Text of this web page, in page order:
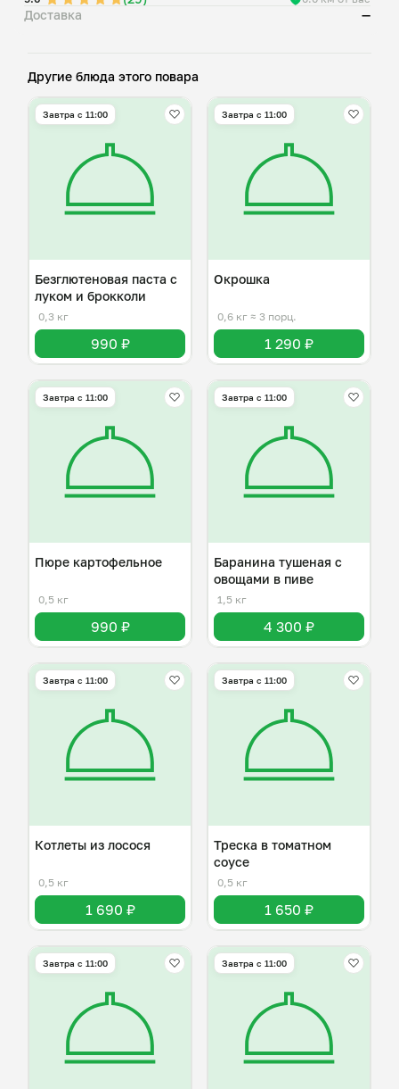
Доставка —
Другие блюда этого повара
Завтра c 11:00
Безглютеновая паста с
луком и брокколи
0,3 кг
990 ₽
Завтра c 11:00
Окрошка
0,6 кг ≈ 3 порц.
1 290 ₽
Завтра c 11:00
Пюре картофельное
0,5 кг
990 ₽
Завтра c 11:00
Баранина тушеная с
овощами в пиве
1,5 кг
4 300 ₽
Завтра c 11:00
Котлеты из лосося
0,5 кг
1 690 ₽
Завтра c 11:00
Треска в томатном
соусе
0,5 кг
1 650 ₽
Завтра c 11:00 Завтра c 11:00